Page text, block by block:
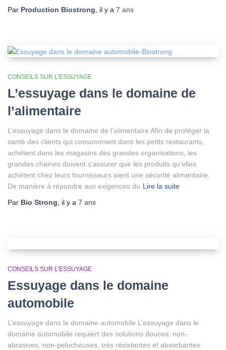
Par Production Biostrong , il y a 7 ans
CONSEILS SUR L'ESSUYAGE
L’essuyage dans le domaine de
l’alimentaire
L’essuyage dans le domaine de l’alimentaire Afin de protéger la
santé des clients qui consomment dans les petits restaurants,
achètent dans les magasins des grandes organisations, les
grandes chaines doivent s’assurer que les produits qu’elles
achètent chez leurs fournisseurs aient une sécurité alimentaire.
De manière à répondre aux exigences du Lire la suite
Par Bio Strong, il y a 7 ans
CONSEILS SUR L'ESSUYAGE
Essuyage dans le domaine
automobile
L’essuyage dans le domaine automobile L’essuyage dans le
domaine automobile requiert des solutions douces, non-
abrasives, non-pelucheuses, très résistantes et absorbantes.